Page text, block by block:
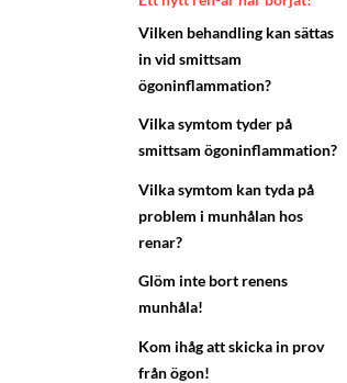
Vilken behandling kan sättas
in vid smittsam
ögoninflammation?
Vilka symtom tyder på
smittsam ögoninflammation?
Vilka symtom kan tyda på
problem i munhålan hos
renar?
Glöm inte bort renens
munhåla!
Kom ihåg att skicka in prov
från ögon!